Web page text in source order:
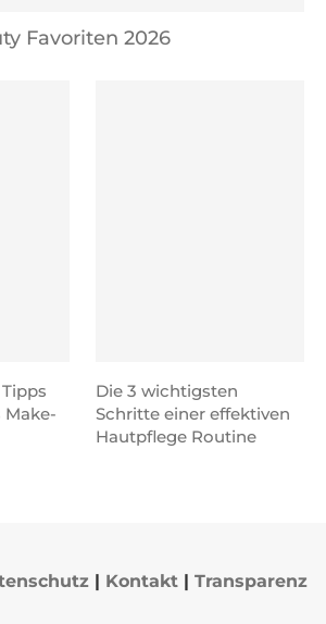
Favoriten 2026
Make-
Die 3 wichtigsten
Schritte einer effektiven
Hautpflege Routine
| Kontakt | Transparenz